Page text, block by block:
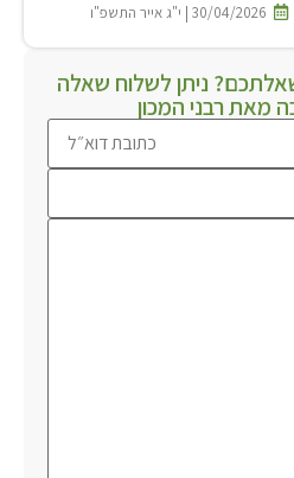
30/04/2026 | י"ג אייר התשפ"ו
ניתן לשלוח שאלה
מאת רבני המכון